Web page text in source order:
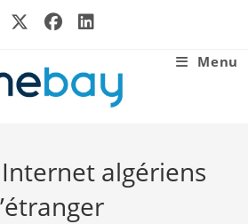
Menu
algériens